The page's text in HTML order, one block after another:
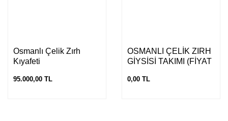
Osmanlı Çelik Zırh
Kıyafeti
95.000,00 TL
OSMANLI ÇELİK ZIRH
GİYSİSİ TAKIMI (FİYAT
0,00 TL